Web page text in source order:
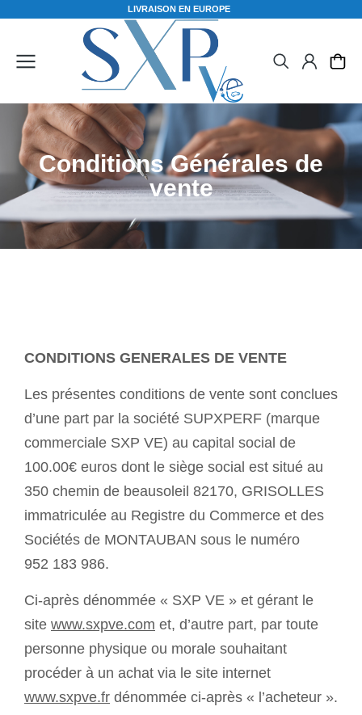
Conditions Générales de
vente
CONDITIONS GENERALES DE VENTE
Les présentes conditions de vente sont conclues
d’une part par la société SUPXPERF (marque
commerciale SXP VE) au capital social de
100.00€ euros dont le siège social est situé au
350 chemin de beausoleil 82170, GRISOLLES
immatriculée au Registre du Commerce et des
Sociétés de MONTAUBAN sous le numéro
952 183 986.
Ci-après dénommée « SXP VE » et gérant le
site www.sxpve.com et, d’autre part, par toute
personne physique ou morale souhaitant
procéder à un achat via le site internet
www.sxpve.fr dénommée ci-après « l’acheteur ».